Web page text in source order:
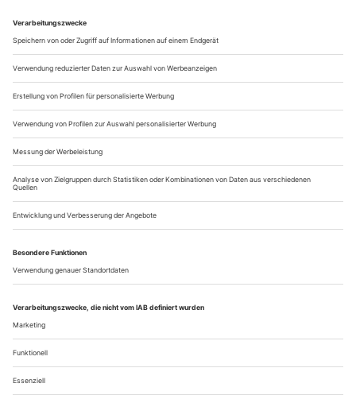
Hofkapellmeister Friedrichs II. vertonte ein Libretto von Pietro
Metastasio wie Dutzende vor und nach ihm. Rund 70
Versionen des Stoffes sind überliefert, die bekanntesten
stammen von Johann Adolph Hasse und Giuseppe Scarlatti.
Graun schwelgt in...
Sehnen und Wähnen
Farbreiche Stimme, glänzende Technik: Der Bariton Samuel
Hasselhorn singt Lieder des «Fin de Siècle»
Im Königsbereich des Liedgesangs, dem Repertoire für
Baritonstimme, herrscht kein Nachwuchsmangel. Andrè
Schuen, Benjamin Appl, Konstantin Krimmel und Samuel
Hasselhorn sind starke Stimmen– und die beiden Etablierten
Christian Gerhaher und Matthias Goerne gehören noch lange
nicht zum alten Eisen. Samuel Hasselhorn, der nach seinem
ersten Preis 2018 beim Concours...
Über uns Kontakt Kritikerumfrage Newsletter